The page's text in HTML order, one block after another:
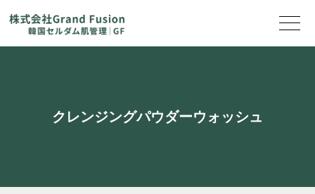
クレンジングパウダーウォッシュ